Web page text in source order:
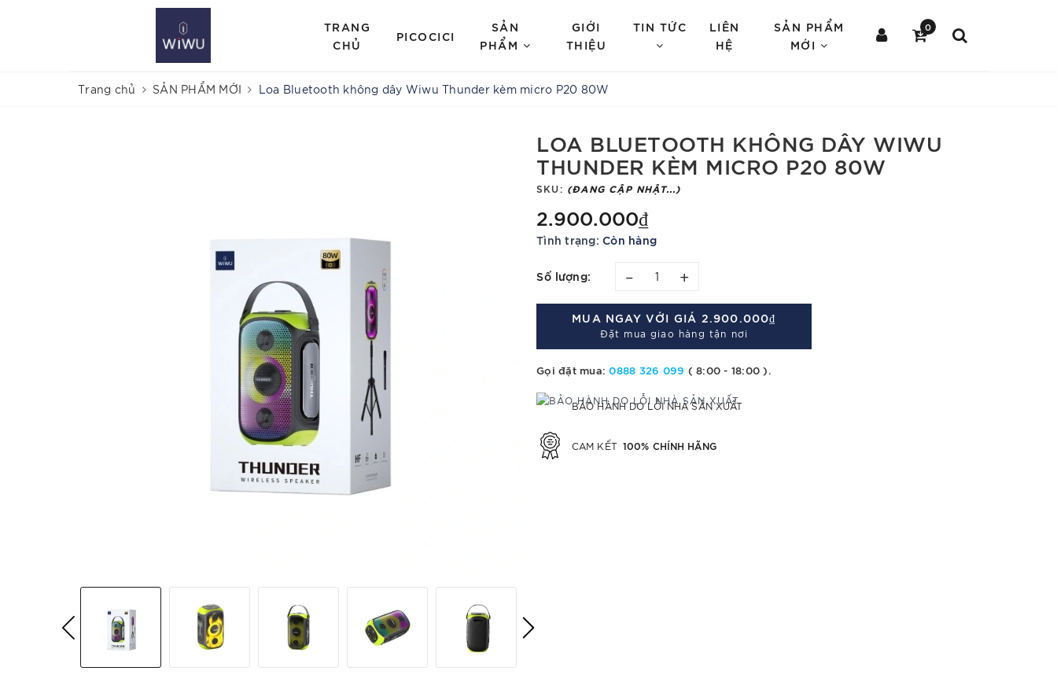
TRANG
CHỦ
PICOCICI
SẢN
PHẨM
GIỚI
THIỆU
TIN TỨC
LIÊN
HỆ
SẢN PHẨM
MỚI
0
Trang chủ SẢN PHẨM MỚI Loa Bluetooth không dây Wiwu Thunder kèm micro P20 80W
LOA BLUETOOTH KHÔNG DÂY WIWU
THUNDER KÈM MICRO P20 80W
SKU: (ĐANG CẬP NHẬT...)
2.900.000₫
Tình trạng: Còn hàng
Số lượng: – +
MUA NGAY VỚI GIÁ 2.900.000₫
Đặt mua giao hàng tận nơi
Gọi đặt mua:0888 326 099 ( 8:00 - 18:00 ).
BẢO HÀNH DO LỖI NHÀ SẢN XUẤT
CAM KẾT 100% CHÍNH HÃNG